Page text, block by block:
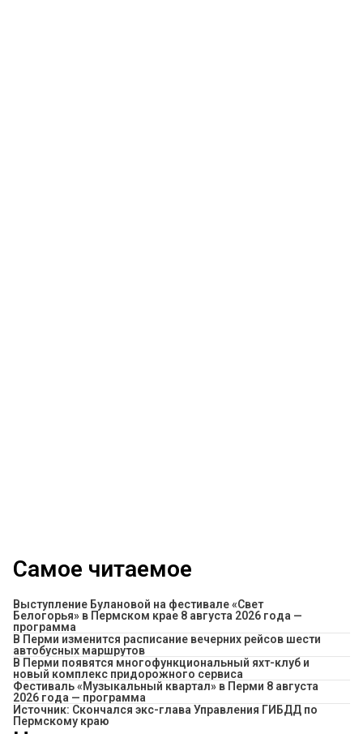
Самое читаемое
Выступление Булановой на фестивале «Свет
Белогорья» в Пермском крае 8 августа 2026 года —
программа
​В Перми изменится расписание вечерних рейсов шести
автобусных маршрутов
В Перми появятся многофункциональный яхт-клуб и
новый комплекс придорожного сервиса
Фестиваль «Музыкальный квартал» в Перми 8 августа
2026 года — программа
Источник: Скончался экс-глава Управления ГИБДД по
Пермскому краю